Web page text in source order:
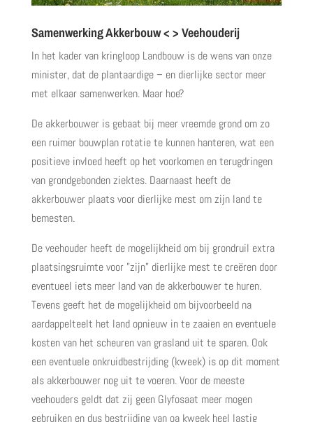
Samenwerking Akkerbouw < > Veehouderij
In het kader van kringloop Landbouw is de wens van onze
minister, dat de plantaardige – en dierlijke sector meer
met elkaar samenwerken. Maar hoe?
De akkerbouwer is gebaat bij meer vreemde grond om zo
een ruimer bouwplan rotatie te kunnen hanteren, wat een
positieve invloed heeft op het voorkomen en terugdringen
van grondgebonden ziektes. Daarnaast heeft de
akkerbouwer plaats voor dierlijke mest om zijn land te
bemesten.
De veehouder heeft de mogelijkheid om bij grondruil extra
plaatsingsruimte voor ”zijn” dierlijke mest te creëren door
eventueel iets meer land van de akkerbouwer te huren.
Tevens geeft het de mogelijkheid om bijvoorbeeld na
aardappelteelt het land opnieuw in te zaaien en eventuele
kosten van het scheuren van grasland uit te sparen. Ook
een eventuele onkruidbestrijding (kweek) is op dit moment
als akkerbouwer nog uit te voeren. Voor de meeste
veehouders geldt dat zij geen Glyfosaat meer mogen
gebruiken en dus bestrijding van oa kweek heel lastig